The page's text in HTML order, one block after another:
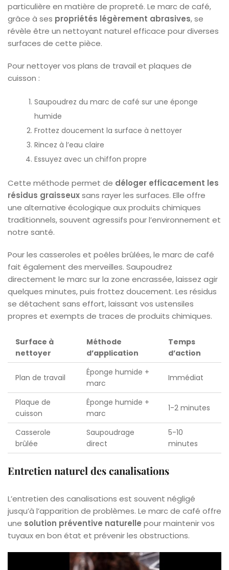
particulière en matière de propreté. Le marc de café,
grâce à ses propriétés légèrement abrasives, se
révèle être un nettoyant naturel efficace pour diverses
surfaces de cette pièce.
Pour nettoyer vos plans de travail et plaques de
cuisson :
Saupoudrez du marc de café sur une éponge
humide
Frottez doucement la surface à nettoyer
Rincez à l’eau claire
Essuyez avec un chiffon propre
Cette méthode permet de déloger efficacement les
résidus graisseuxsans rayer les surfaces. Elle offre
une alternative écologique aux produits chimiques
traditionnels, souvent agressifs pour l’environnement et
notre santé.
Pour les casseroles et poêles brûlées, le marc de café
fait également des merveilles. Saupoudrez
directement le marc sur la zone encrassée, laissez agir
quelques minutes, puis frottez doucement. Les résidus
se détachent sans effort, laissant vos ustensiles
propres et exempts de traces de produits chimiques.
Surface à
nettoyer
Méthode
d’application
Temps
d’action
Plan de travail
Éponge humide +
marc
Immédiat
Plaque de
cuisson
Éponge humide +
marc
1-2 minutes
Casserole
brûlée
Saupoudrage
direct
5-10
minutes
Entretien naturel des canalisations
L’entretien des canalisations est souvent négligé
jusqu’à l’apparition de problèmes. Le marc de café offre
une solution préventive naturelle pour maintenir vos
tuyaux en bon état et prévenir les obstructions.